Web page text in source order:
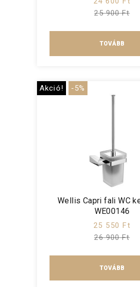
25 900 Ft
TOVÁBB
Akció! -5%
Wellis Capri fali WC
WE00146
25 550 Ft
26 900 Ft
TOVÁBB